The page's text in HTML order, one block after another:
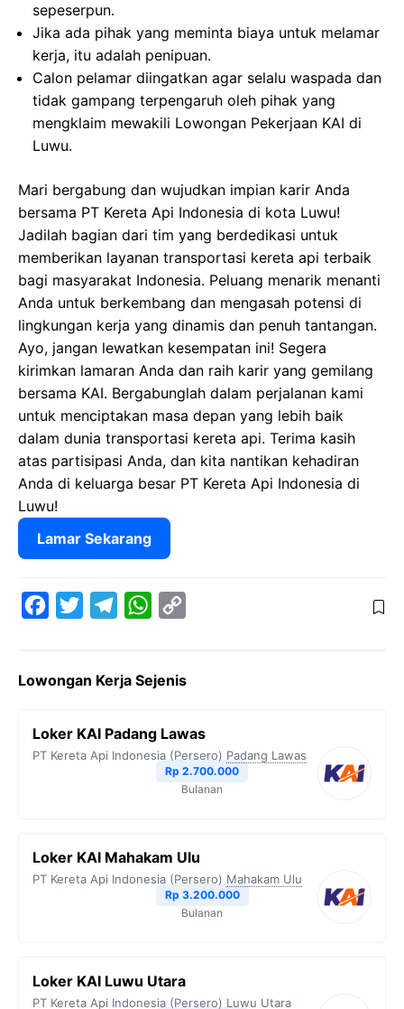
sepeserpun.
Jika ada pihak yang meminta biaya untuk melamar
kerja, itu adalah penipuan.
Calon pelamar diingatkan agar selalu waspada dan
tidak gampang terpengaruh oleh pihak yang
mengklaim mewakili Lowongan Pekerjaan KAI di
Luwu.
Mari bergabung dan wujudkan impian karir Anda
bersama PT Kereta Api Indonesia di kota Luwu!
Jadilah bagian dari tim yang berdedikasi untuk
memberikan layanan transportasi kereta api terbaik
bagi masyarakat Indonesia. Peluang menarik menanti
Anda untuk berkembang dan mengasah potensi di
lingkungan kerja yang dinamis dan penuh tantangan.
Ayo, jangan lewatkan kesempatan ini! Segera
kirimkan lamaran Anda dan raih karir yang gemilang
bersama KAI. Bergabunglah dalam perjalanan kami
untuk menciptakan masa depan yang lebih baik
dalam dunia transportasi kereta api. Terima kasih
atas partisipasi Anda, dan kita nantikan kehadiran
Anda di keluarga besar PT Kereta Api Indonesia di
Luwu!
Lamar Sekarang
e
o
t
e
e
r
W
t
A
y
i
n
k
Lowongan Kerja Sejenis
Loker KAI Padang Lawas
PT Kereta Api Indonesia (Persero) Padang Lawas
Rp 2.700.000
Bulanan
Loker KAI Mahakam Ulu
PT Kereta Api Indonesia (Persero) Mahakam Ulu
Rp 3.200.000
Bulanan
Loker KAI Luwu Utara
PT Kereta Api Indonesia (Persero) Luwu Utara